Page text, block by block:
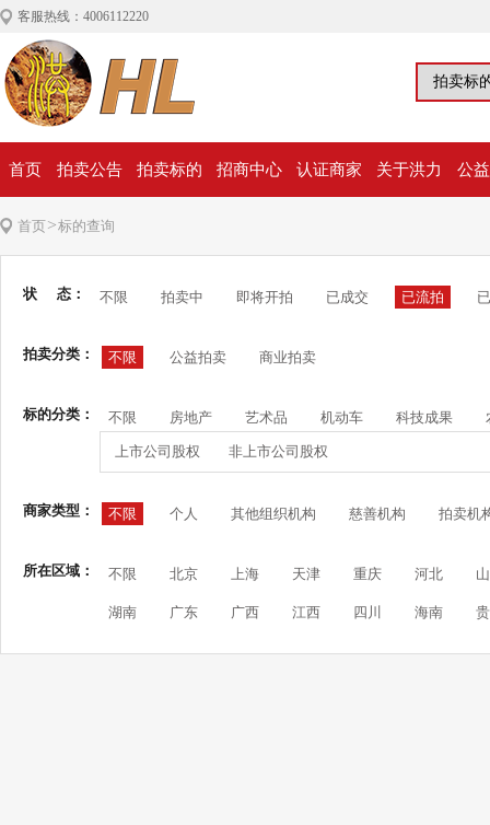
客服热线：4006112220
首页 拍卖公告 拍卖标的 招商中心 认证商家 关于洪力 公
首页>标的查询
状 态： 不限 拍卖中 即将开拍 已成交 已流拍
拍卖分类： 不限 公益拍卖 商业拍卖
标的分类： 不限 房地产 艺术品 机动车 科技成果
上市公司股权 非上市公司股权
商家类型： 不限 个人 其他组织机构 慈善机构 拍卖机
所在区域： 不限 北京 上海 天津 重庆 河北
湖南 广东 广西 江西 四川 海南